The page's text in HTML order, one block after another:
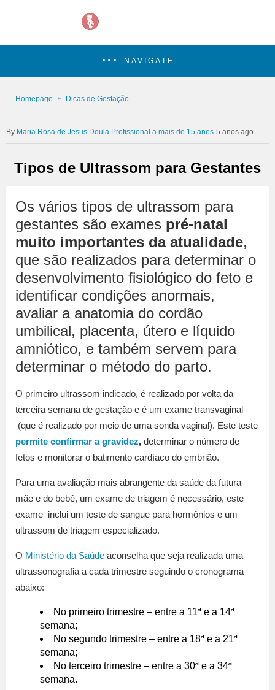
NAVIGATE
Homepage Dicas de Gestação
Maria Rosa de Jesus Doula Profissional a mais de 15 anos 5 anos ago
Tipos de Ultrassom para Gestantes
Os vários tipos de ultrassom para
gestantes são exames pré-natal
muito importantes da atualidade,
que são realizados para determinar o
desenvolvimento fisiológico do feto e
identificar condições anormais,
avaliar a anatomia do cordão
umbilical, placenta, útero e líquido
amniótico, e também servem para
determinar o método do parto.
O primeiro ultrassom indicado, é realizado por volta da
terceira semana de gestação e é um exame transvaginal
(que é realizado por meio de uma sonda vaginal). Este teste
permite confirmar a gravidez, determinar o número de
fetos e monitorar o batimento cardíaco do embrião.
Para uma avaliação mais abrangente da saúde da futura
mãe e do bebê, um exame de triagem é necessário, este
exame inclui um teste de sangue para hormônios e um
ultrassom de triagem especializado.
O Ministério da Saúde aconselha que seja realizada uma
ultrassonografia a cada trimestre seguindo o cronograma
abaixo:
No primeiro trimestre – entre a 11ª e a 14ª
semana;
No segundo trimestre – entre a 18ª e a 21ª
semana;
No terceiro trimestre – entre a 30ª e a 34ª
semana.